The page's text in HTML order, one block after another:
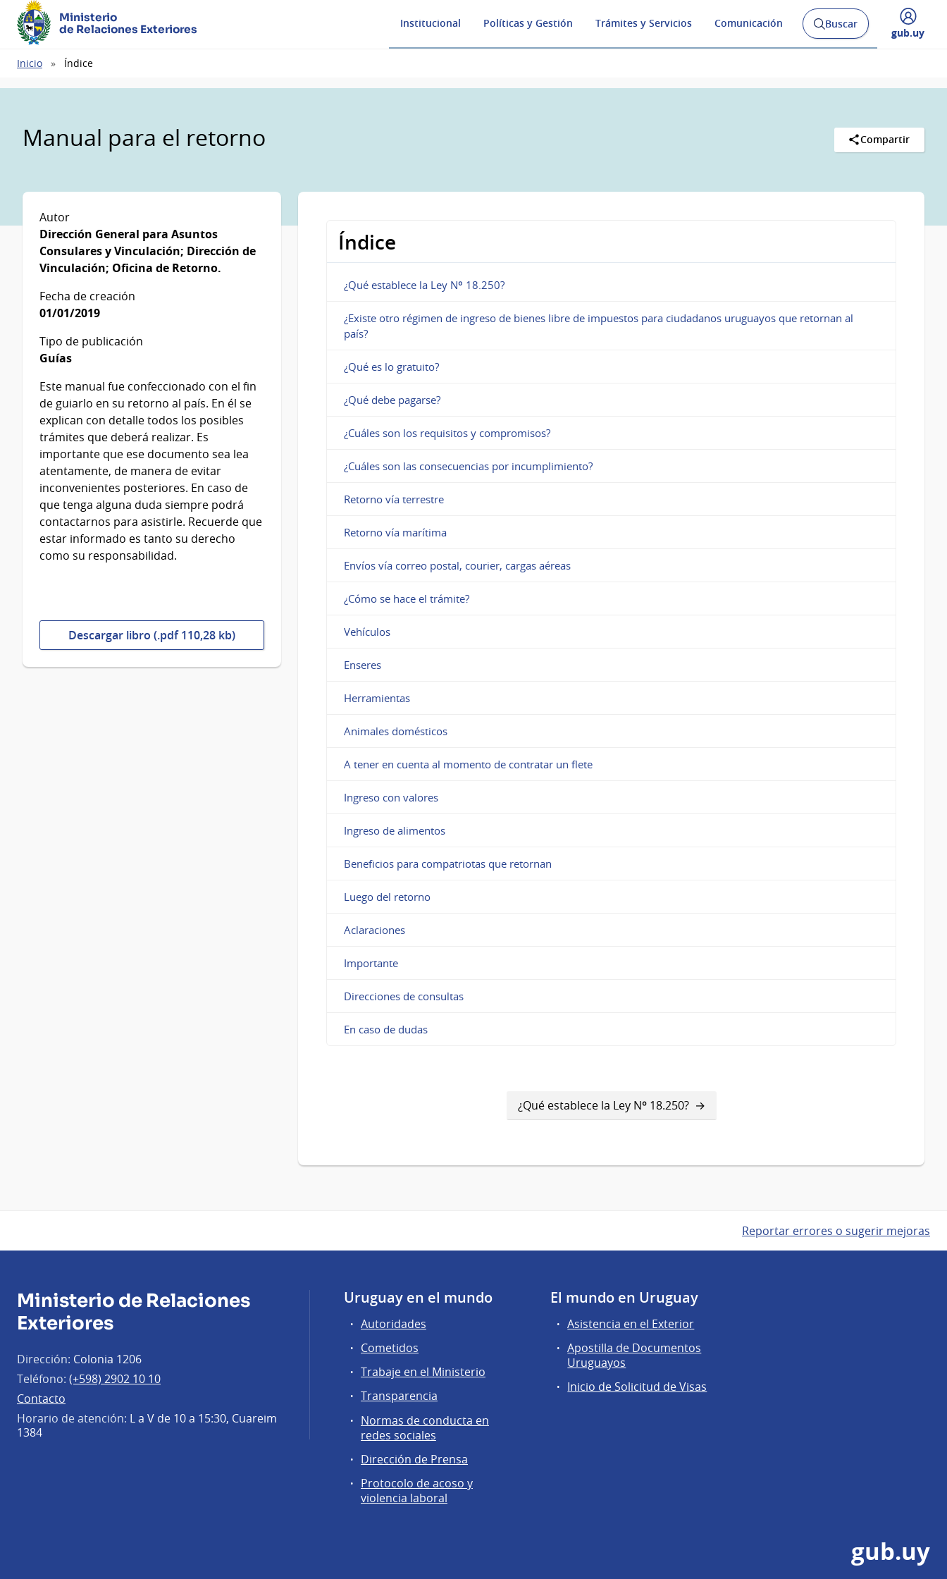
Ministerio
de Relaciones Exteriores
Institucional Políticas y Gestión Trámites y Servicios Comunicación
Abrir
buscador
Buscar
Desplegar
gub.uy
Ruta
Inicio Índice
Manual para el retorno Compartir
Autor
Dirección General para Asuntos
Consulares y Vinculación; Dirección de
Vinculación; Oficina de Retorno.
Fecha de creación
01/01/2019
Tipo de publicación
Guías
Este manual fue confeccionado con el fin
de guiarlo en su retorno al país. En él se
explican con detalle todos los posibles
trámites que deberá realizar. Es
importante que ese documento sea lea
atentamente, de manera de evitar
inconvenientes posteriores. En caso de
que tenga alguna duda siempre podrá
contactarnos para asistirle. Recuerde que
estar informado es tanto su derecho
como su responsabilidad.
Descargar libro (.pdf 110,28 kb)
Índice
¿Qué establece la Ley Nº 18.250?
¿Existe otro régimen de ingreso de bienes libre de impuestos para ciudadanos uruguayos que retornan al
país?
¿Qué es lo gratuito?
¿Qué debe pagarse?
¿Cuáles son los requisitos y compromisos?
¿Cuáles son las consecuencias por incumplimiento?
Retorno vía terrestre
Retorno vía marítima
Envíos vía correo postal, courier, cargas aéreas
¿Cómo se hace el trámite?
Vehículos
Enseres
Herramientas
Animales domésticos
A tener en cuenta al momento de contratar un flete
Ingreso con valores
Ingreso de alimentos
Beneficios para compatriotas que retornan
Luego del retorno
Aclaraciones
Importante
Direcciones de consultas
En caso de dudas
¿Qué establece la Ley Nº 18.250?
Reportar errores o sugerir mejoras
Ministerio de Relaciones
Exteriores
Dirección: Colonia 1206
Teléfono: (+598) 2902 10 10
Contacto
Horario de atención: L a V de 10 a 15:30, Cuareim
1384
Uruguay en el mundo
Autoridades
Cometidos
Trabaje en el Ministerio
Transparencia
Normas de conducta en
redes sociales
Dirección de Prensa
Protocolo de acoso y
violencia laboral
El mundo en Uruguay
Asistencia en el Exterior
Apostilla de Documentos
Uruguayos
Inicio de Solicitud de Visas
gub.uy